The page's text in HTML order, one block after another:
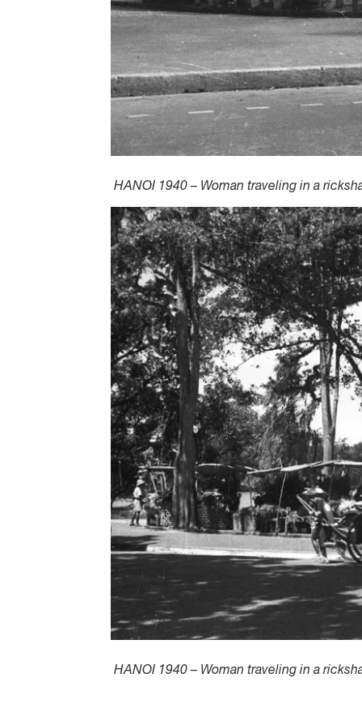
HANOI 1940 – Woman traveling in a
HANOI 1940 – Woman traveling in a